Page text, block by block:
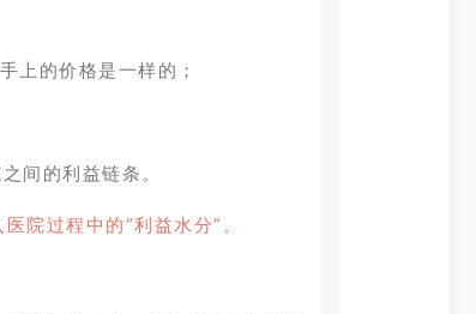
上的价格是一样的；
间的利益链条。
院过程中的“利益水分”。